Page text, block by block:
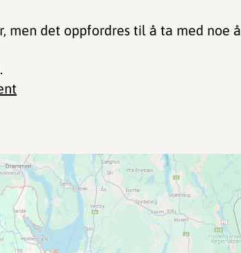
men det oppfordres til å ta med noe å